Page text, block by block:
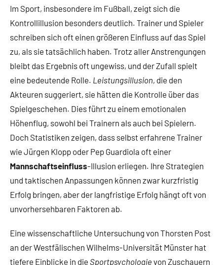
Im Sport, insbesondere im Fußball, zeigt sich die
Kontrollillusion besonders deutlich. Trainer und Spieler
schreiben sich oft einen größeren Einfluss auf das Spiel
zu, als sie tatsächlich haben. Trotz aller Anstrengungen
bleibt das Ergebnis oft ungewiss, und der Zufall spielt
eine bedeutende Rolle. Leistungsillusion, die den
Akteuren suggeriert, sie hätten die Kontrolle über das
Spielgeschehen. Dies führt zu einem emotionalen
Höhenflug, sowohl bei Trainern als auch bei Spielern.
Doch Statistiken zeigen, dass selbst erfahrene Trainer
wie Jürgen Klopp oder Pep Guardiola oft einer
Mannschaftseinfluss-Illusion erliegen. Ihre Strategien
und taktischen Anpassungen können zwar kurzfristig
Erfolg bringen, aber der langfristige Erfolg hängt oft von
unvorhersehbaren Faktoren ab.
Eine wissenschaftliche Untersuchung von Thorsten Post
an der Westfälischen Wilhelms-Universität Münster hat
tiefere Einblicke in die Sportpsychologie von Zuschauern